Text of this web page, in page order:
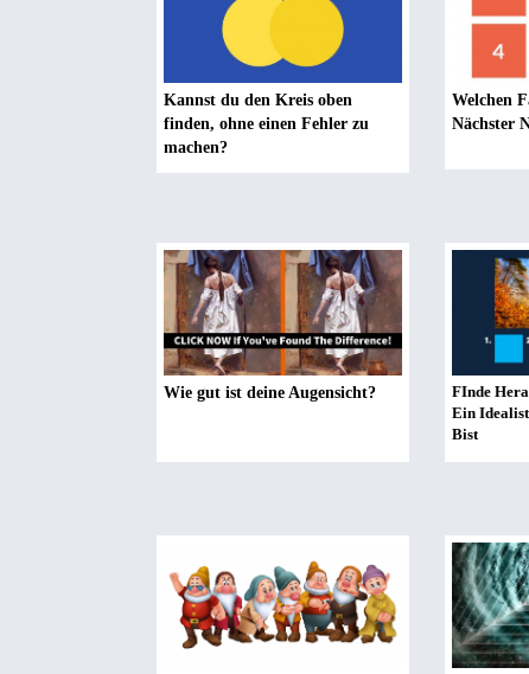
Kannst du den Kreis oben
finden, ohne einen Fehler zu
machen?
Welchen
Nächster
Wie gut ist deine Augensicht?
FInde
Ein
Bist